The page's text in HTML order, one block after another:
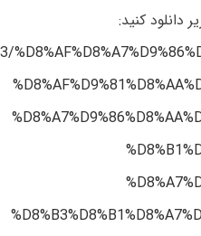
دانلود کنید: